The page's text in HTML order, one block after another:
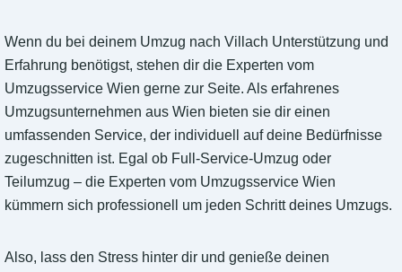
Wenn du bei deinem Umzug nach Villach Unterstützung und
Erfahrung benötigst, stehen dir die Experten vom
Umzugsservice Wien gerne zur Seite. Als erfahrenes
Umzugsunternehmen aus Wien bieten sie dir einen
umfassenden Service, der individuell auf deine Bedürfnisse
zugeschnitten ist. Egal ob Full-Service-Umzug oder
Teilumzug – die Experten vom Umzugsservice Wien
kümmern sich professionell um jeden Schritt deines Umzugs.
Also, lass den Stress hinter dir und genieße deinen